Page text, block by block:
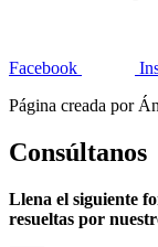
Facebook
Página creada por
Consúltanos
Llena el siguiente
resueltas por